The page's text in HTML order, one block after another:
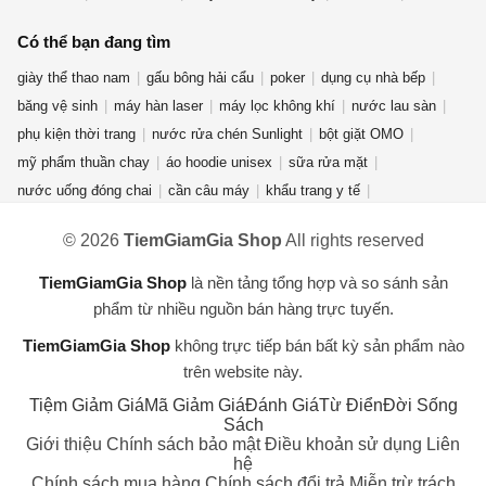
Có thể bạn đang tìm
giày thể thao nam gấu bông hải cẩu poker
dụng cụ nhà bếp
băng vệ sinh
máy hàn laser máy lọc không khí
nước lau sàn
phụ kiện thời trang
nước rửa chén Sunlight
bột giặt OMO
mỹ phẩm thuần chay
áo hoodie unisex
sữa rửa mặt
nước uống đóng chai
cần câu máy
khẩu trang y tế
đèn năng lượng mặt trời
bình đun siêu tốc
chuồng mèo
dụng cụ vệ sinh nhà cửa
áo thun nam nữ
bàn phím cơ aula f75
điện thoại redmi turbo 4 pro
© 2026 TiemGiamGia Shop All rights reserved
TiemGiamGia Shoplà nền tảng tổng hợp và so sánh sản
phẩm từ nhiều nguồn bán hàng trực tuyến.
TiemGiamGia Shopkhông trực tiếp bán bất kỳ sản phẩm nào
trên website này.
Tiệm Giảm GiáMã Giảm GiáĐánh GiáTừ ĐiểnĐời Sống
Sách
Giới thiệu Chính sách bảo mật Điều khoản sử dụng Liên
hệ